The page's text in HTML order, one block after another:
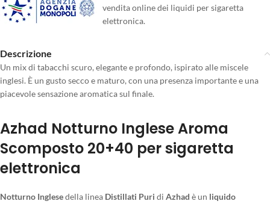
vendita online dei liquidi per sigaretta
elettronica.
Descrizione
Un mix di tabacchi scuro, elegante e profondo, ispirato alle miscele
inglesi. È un gusto secco e maturo, con una presenza importante e una
piacevole sensazione aromatica sul finale.
Azhad Notturno Inglese Aroma
Scomposto 20+40 per sigaretta
elettronica
Notturno Inglesedella linea Distillati Puri di Azhad è un liquido